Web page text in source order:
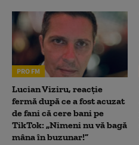
PRO FM
Lucian Viziru, reacție
fermă după ce a fost acuzat
de fani că cere bani pe
TikTok: „Nimeni nu vă bagă
mâna în buzunar!”